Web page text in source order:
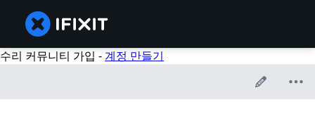
수리 커뮤니티 가입 -계정 만들기